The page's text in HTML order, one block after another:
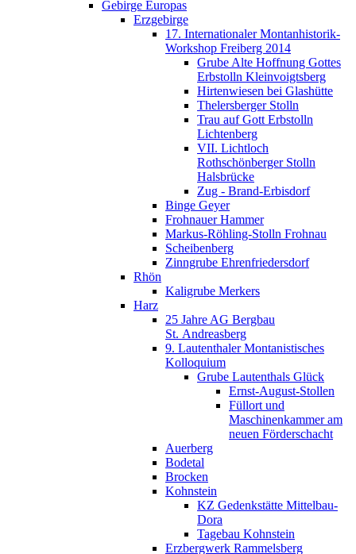
Gebirge Europas
Erzgebirge
17. Internationaler Montanhistorik-
Workshop Freiberg 2014
Grube Alte Hoffnung Gottes
Erbstolln Kleinvoigtsberg
Hirtenwiesen bei Glashütte
Thelersberger Stolln
Trau auf Gott Erbstolln
Lichtenberg
VII. Lichtloch
Rothschönberger Stolln
Halsbrücke
Zug - Brand-Erbisdorf
Binge Geyer
Frohnauer Hammer
Markus-Röhling-Stolln Frohnau
Scheibenberg
Zinngrube Ehrenfriedersdorf
Rhön
Kaligrube Merkers
Harz
25 Jahre AG Bergbau
St. Andreasberg
9. Lautenthaler Montanistisches
Kolloquium
Grube Lautenthals Glück
Ernst-August-Stollen
Füllort und
Maschinenkammer am
neuen Förderschacht
Auerberg
Bodetal
Brocken
Kohnstein
KZ Gedenkstätte Mittelbau-
Dora
Tagebau Kohnstein
Erzbergwerk Rammelsberg